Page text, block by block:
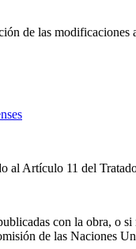
de las modificaciones
al Artículo 11 del
con la obra, o
de las Naciones